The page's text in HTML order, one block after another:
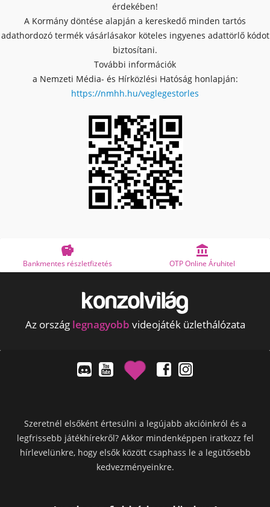
érdekében!
A Kormány döntése alapján a kereskedő minden tartós
adathordozó termék vásárlásakor köteles ingyenes adattörlő kódot
biztosítani.
További információk
a Nemzeti Média- és Hírközlési Hatóság honlapján:
https://nmhh.hu/veglegestorles
OTP Online Áruhitel Megbízható
Az ország legnagyobb videojáték üzlethálózata
Szeretnél elsőként értesülni a legújabb akcióinkról és a
legfrissebb játékhírekről? Akkor mindenképpen iratkozz fel
hírlevelünkre, hogy elsők között csaphass le a legütősebb
kedvezményeinkre.